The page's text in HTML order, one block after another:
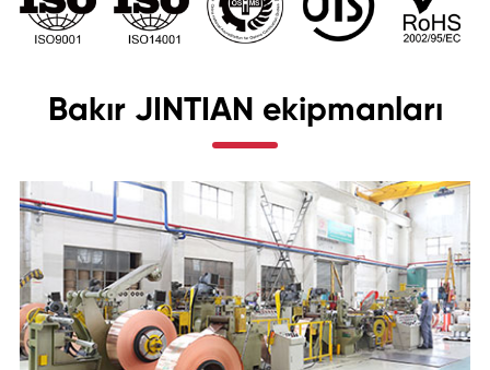
Bakır JINTIAN ekipmanları